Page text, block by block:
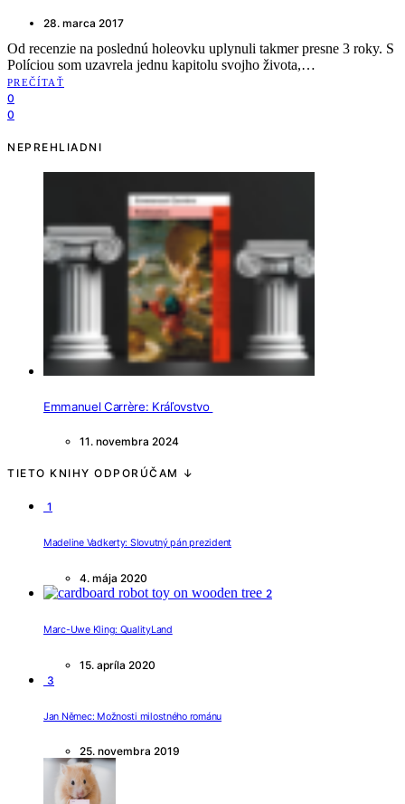
28. marca 2017
Od recenzie na poslednú holeovku uplynuli takmer presne 3 roky. S
Políciou som uzavrela jednu kapitolu svojho života,…
PREČÍTAŤ
0
0
NEPREHLIADNI
Emmanuel Carrère: Kráľovstvo
11. novembra 2024
TIETO KNIHY ODPORÚČAM ↓
1
Madeline Vadkerty: Slovutný pán prezident
4. mája 2020
2
Marc-Uwe Kling: QualityLand
15. apríla 2020
3
Jan Němec: Možnosti milostného románu
25. novembra 2019